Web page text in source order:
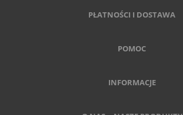
PŁATNOŚCI I DOSTAWA
POMOC
INFORMACJE